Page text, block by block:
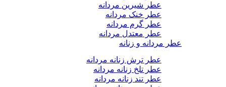
عطر شیرین مردانه
عطر خنک مردانه
عطر گرم مردانه
عطر معتدل مردانه
عطر مردانه و زنانه
عطر ترش زنانه مردانه
عطر تلخ زنانه مردانه
عطر تند زنانه مردانه